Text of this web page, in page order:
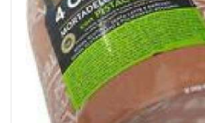
PANCETTA E COPPA
BRESAOLA E SPECK
POLLO E TACCHINO
PORCHETTA E ALTRI SALUMI
WURSTEL